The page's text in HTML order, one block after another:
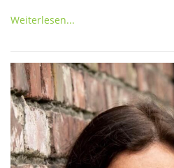
Weiterlesen...